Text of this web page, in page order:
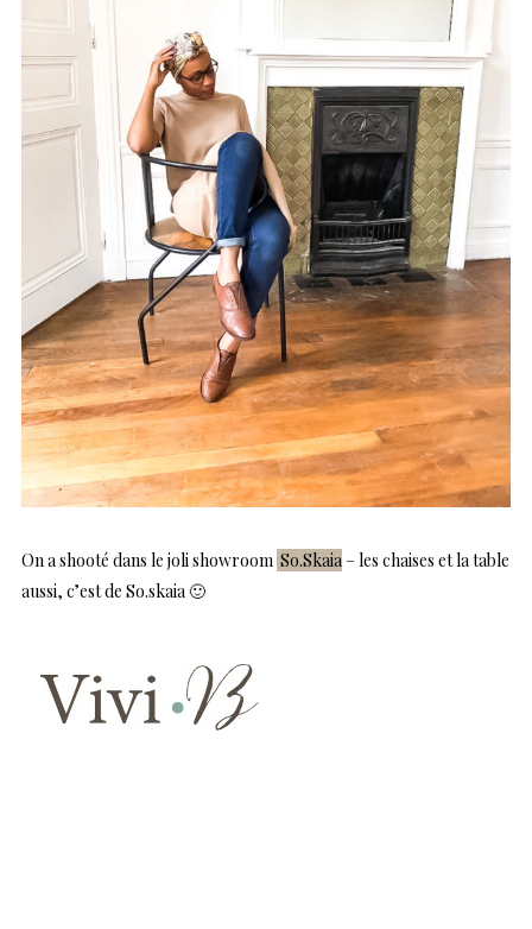
On a shooté dans le joli showroom So.Skaia– les chaises et la table
aussi, c’est de So.skaia 🙂